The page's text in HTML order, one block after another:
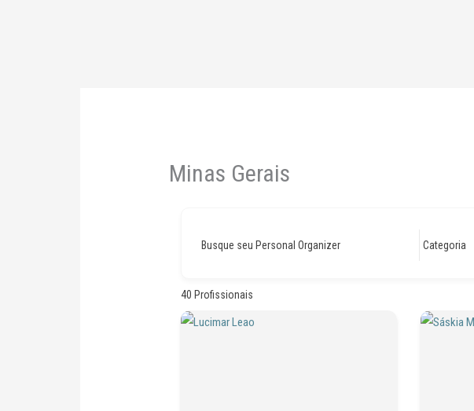
Minas Gerais
Busque seu Personal Organizer
40 Profissionais